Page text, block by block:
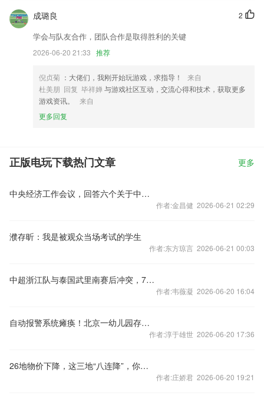
2
成璐良
学会与队友合作，团队合作是取得胜利的关键
2026-06-20 21:33 推荐
倪贞菊 ：大佬们，我刚开始玩游戏，求指导！
来自
杜美朋 回复 毕祥婵 与游戏社区互动，交流心得和技术，获取更多
游戏资讯。
来自
更多回复
正版电玩下载热门文章 更多
中央经济工作会议，回答六个关于中国经济的重要问题
作者:金昌健 2026-06-21 02:29
濮存昕：我是被观众当场考试的学生
作者:东方琼言 2026-06-21 00:03
中超浙江队与泰国武里南赛后冲突，7人被禁赛48场
作者:韦薇凝 2026-06-20 16:04
自动报警系统瘫痪！北京一幼儿园存重大火灾隐患
作者:淳于雄世 2026-06-20 17:36
26地物价下降，这三地“八连降”，你家呢？
作者:庄娇君 2026-06-20 19:21